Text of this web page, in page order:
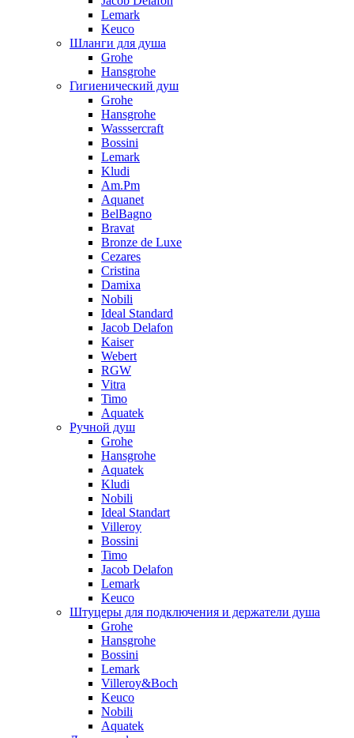
Lemark
Keuco
Шланги для душа
Grohe
Hansgrohe
Гигиенический душ
Grohe
Hansgrohe
Wasssercraft
Bossini
Lemark
Kludi
Am.Pm
Aquanet
BelBagno
Bravat
Bronze de Luxe
Cezares
Cristina
Damixa
Nobili
Ideal Standard
Jacob Delafon
Kaiser
Webert
RGW
Vitra
Timo
Aquatek
Ручной душ
Grohe
Hansgrohe
Aquatek
Kludi
Nobili
Ideal Standart
Villeroy
Bossini
Timo
Jacob Delafon
Lemark
Keuco
Штуцеры для подключения и держатели душа
Grohe
Hansgrohe
Bossini
Lemark
Villeroy&Boch
Keuco
Nobili
Aquatek